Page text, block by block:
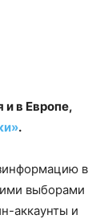
в Европе,
.
в
выборами
аккаунты и